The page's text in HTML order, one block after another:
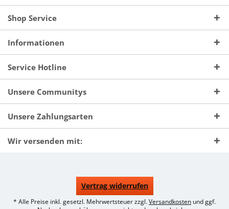
Shop Service
Informationen
Service Hotline
Unsere Communitys
Unsere Zahlungsarten
Wir versenden mit:
Vertrag widerrufen
* Alle Preise inkl. gesetzl. Mehrwertsteuer zzgl.Versandkosten und ggf.